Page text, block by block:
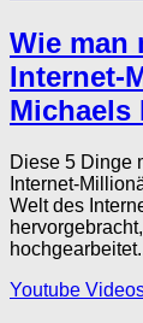
Wie man
Internet-
Michaels
Diese 5 Dinge
Internet-
Welt des
Youtube